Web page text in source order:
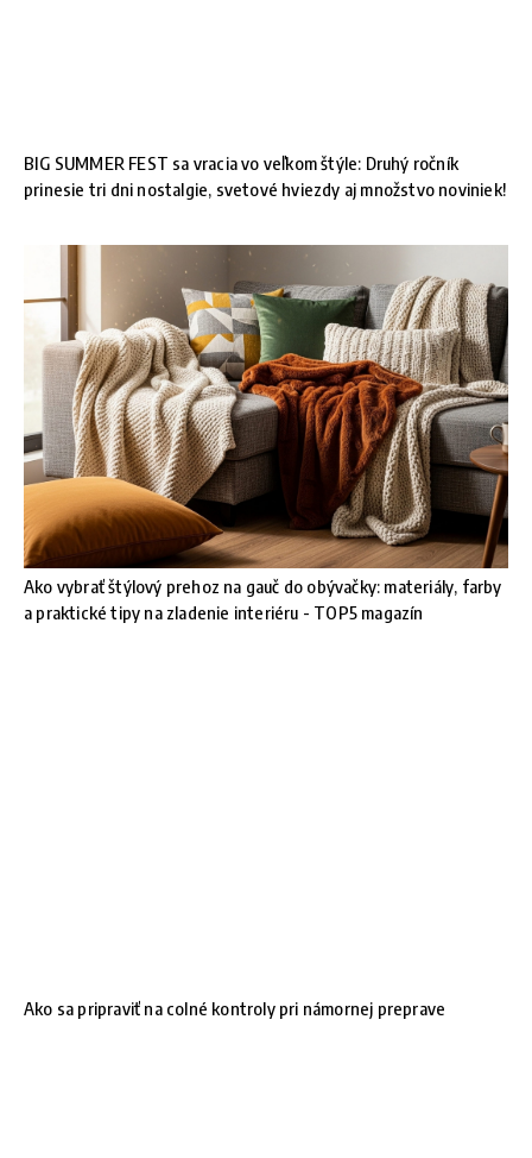
BIG SUMMER FEST sa vracia vo veľkom štýle: Druhý ročník
prinesie tri dni nostalgie, svetové hviezdy aj množstvo noviniek!
Ako vybrať štýlový prehoz na gauč do obývačky: materiály, farby
a praktické tipy na zladenie interiéru - TOP5 magazín
Ako sa pripraviť na colné kontroly pri námornej preprave